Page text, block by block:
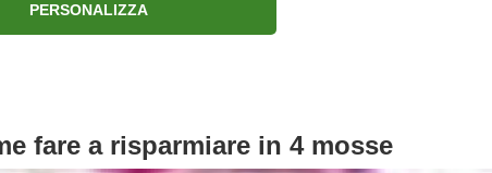
fare a risparmiare in 4 mosse
PERSONALIZZA